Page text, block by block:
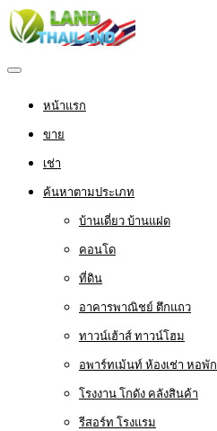
หน้าแรก
ขาย
เช่า
ค้นหาตามประเภท
บ้านเดี่ยว บ้านแฝด
คอนโด
ที่ดิน
อาคารพาณิชย์ ตึกแถว
ทาวน์เฮ้าส์ ทาวน์โฮม
อพาร์ทเม้นท์ ห้องเช่า หอพัก
โรงงาน โกดัง คลังสินค้า
รีสอร์ท โรงแรม